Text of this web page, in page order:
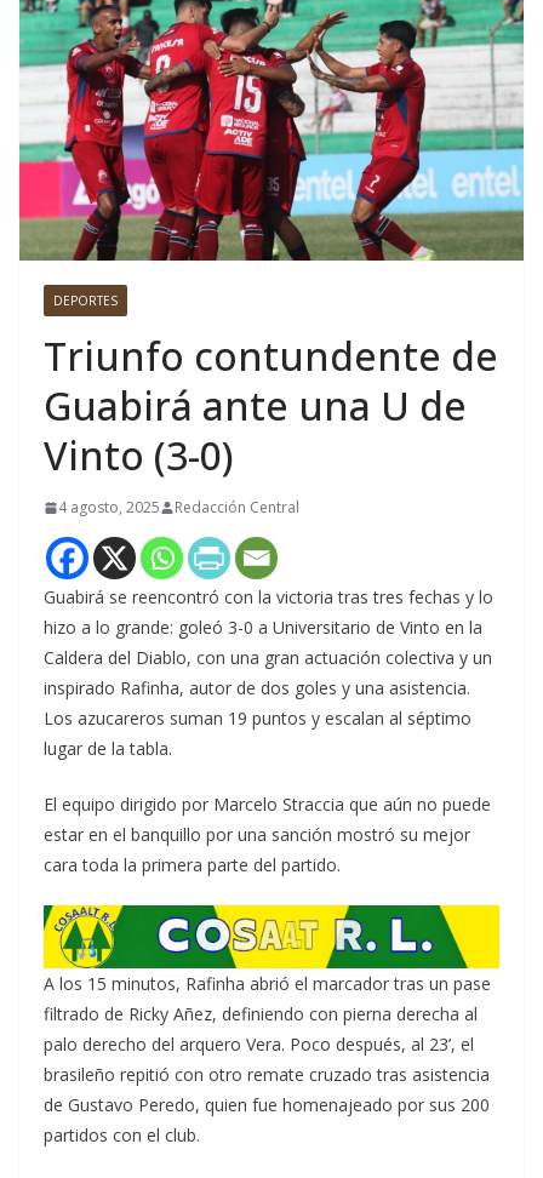
DEPORTES
Triunfo contundente de
Guabirá ante una U de
Vinto (3-0)
4 agosto, 2025 Redacción Central
Guabirá se reencontró con la victoria tras tres fechas y lo
hizo a lo grande: goleó 3-0 a Universitario de Vinto en la
Caldera del Diablo, con una gran actuación colectiva y un
inspirado Rafinha, autor de dos goles y una asistencia.
Los azucareros suman 19 puntos y escalan al séptimo
lugar de la tabla.
El equipo dirigido por Marcelo Straccia que aún no puede
estar en el banquillo por una sanción mostró su mejor
cara toda la primera parte del partido.
A los 15 minutos, Rafinha abrió el marcador tras un pase
filtrado de Ricky Añez, definiendo con pierna derecha al
palo derecho del arquero Vera. Poco después, al 23’, el
brasileño repitió con otro remate cruzado tras asistencia
de Gustavo Peredo, quien fue homenajeado por sus 200
partidos con el club.